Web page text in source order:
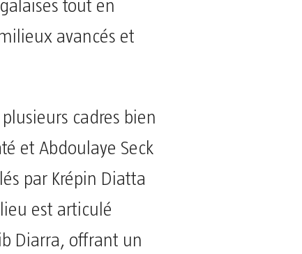
tout en
avancés et
cadres bien
et Abdoulaye Seck
par Krépin Diatta
est articulé
Diarra, offrant un